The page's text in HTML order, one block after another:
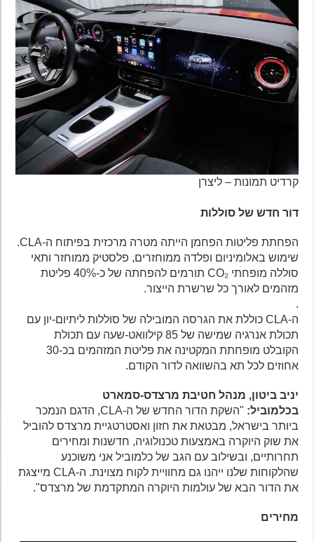
קרדיט תמונות – ליצרן
דור חדש של סוללות
הפחתת פליטות הפחמן הייתה מטרה מרכזית בפיתוח ה-CLA.
שימוש באלומיניום ופלדה ממוחזרים, פלסטיק ממוחזר ותאי
סוללה מופחתי CO₂ תורמים להפחתה של כ-40% פליטת
מזהמים לאורך כל שרשרת הייצור.
ה-CLA כוללת את הגרסה המובילה של סוללות ליתיום-יון עם
תכולת אנרגיה שמישה של 85 קילוואט-שעה עם תכולת
הקובלט מופחתת המקטינה את פליטת המזהמים בכ-30
אחוזים לכל תא בהשוואה לדור הקודם.
יניב ביטון, מנהל חטיבת מרצדס-סמארט
בכלמוביל:
"השקת הדור החדש של ה-CLA, הדגם הנמכר
ביותר בישראל, מבטאת את חזון ואסטרטגיית מרצדס להוביל
את שוק היוקרה באמצעות טכנולוגיה, חדשנות ומחירים
תחרותיים, ובשילוב עם הגב של כלמוביל אני משוכנע
שהלקוחות שלנו ייהנו גם מחוויית לקוח מצוינת. ה-CLA מייצגת
את הדור הבא של עולמות היוקרה המתקדמת של מרצדס".
מחירים